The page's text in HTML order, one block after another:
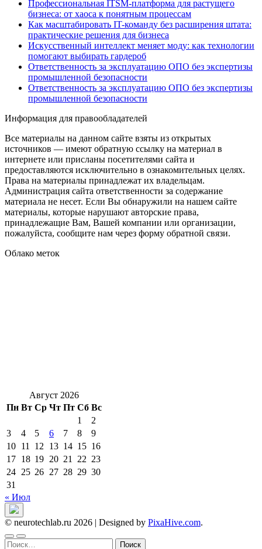
Профессиональная ITSM-платформа для растущего
бизнеса: от хаоса к понятным процессам
Как масштабировать IT-команду без расширения штата:
практические решения для бизнеса
Искусственный интеллект меняет моду: как технологии
помогают выбирать гардероб
Ответственность за эксплуатацию ОПО без экспертизы
промышленной безопасности
Ответственность за эксплуатацию ОПО без экспертизы
промышленной безопасности
Информация для правообладателей
Все материалы на данном сайте взяты из открытых
источников — имеют обратную ссылку на материал в
интернете или присланы посетителями сайта и
предоставляются исключительно в ознакомительных целях.
Права на материалы принадлежат их владельцам.
Администрация сайта ответственности за содержание
материала не несет. Если Вы обнаружили на нашем сайте
материалы, которые нарушают авторские права,
принадлежащие Вам, Вашей компании или организации,
пожалуйста, сообщите нам через форму обратной связи.
Облако меток
Август 2026
Пн Вт Ср Чт Пт Сб Вс
1
2
3
4 5 6 7 8
9
10 11 12 13 14 15 16
17 18 19 20 21 22 23
24 25 26 27 28 29 30
31
« Июл
© neurotechlab.ru 2026 | Designed by PixaHive.com.
Найти: